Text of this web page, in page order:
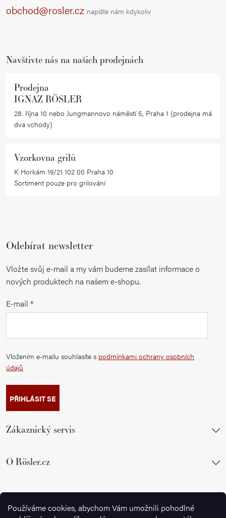
Používáme cookies, abychom Vám umožnili pohodlné
obchod@rosler.cz napište nám kdykoliv
Navštivte nás na našich prodejnách
Prodejna
IGNAZ RÖSLER
28. října 10 nebo Jungmannovo náměstí 5, Praha 1 (prodejna má
dva vchody)
Vzorkovna grilů
K Horkám 19/21 102 00 Praha 10
Sortiment pouze pro grilování
Odebírat newsletter
Vložte svůj e-mail a my vám budeme zasílat informace o
nových produktech na našem e-shopu.
E-mail
Vložením e-mailu souhlasíte s podmínkami ochrany osobních
údajů
PŘIHLÁSIT SE
Zákaznický servis
O Rösler.cz
Sledujte nás